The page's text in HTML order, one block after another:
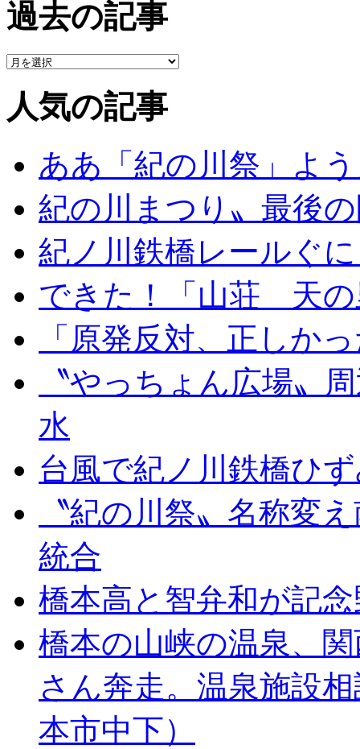
過去の記事
人気の記事
ああ「紀の川祭」よ
紀の川まつり〟最後
紀ノ川鉄橋レールぐ
できた！「山荘 天の
「原発反対、正しか
〝やっちょん広場〟
水
台風で紀ノ川鉄橋ひ
〝紀の川祭〟名称変
統合
橋本高と智弁和が記
橋本の山峡の温泉、
さん奔走。温泉施設
本市中下）